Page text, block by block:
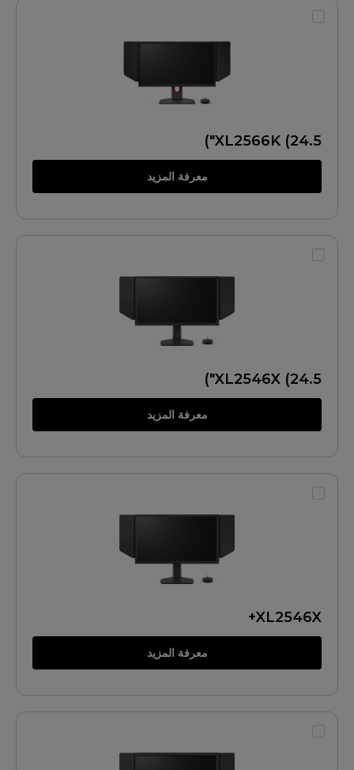
XL2566K (24.5")
معرفة المزيد
XL2546X (24.5")
معرفة المزيد
XL2546X+
معرفة المزيد